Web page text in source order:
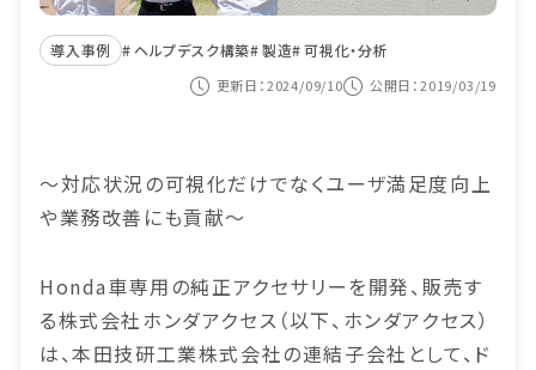
カスタマーサービス
システム運用の自動化
資料ダウンロード
お問い合わせ
導入事例 ヘルプデスク構築 製造 可視化・分析
更新日：2024/09/10 公開日：2019/03/19
～対応状況の可視化だけでなくユーザ満足度向上
や業務改善にも貢献～
Honda車専用の純正アクセサリーを開発、販売す
る株式会社ホンダアクセス（以下、ホンダアクセス）
は、本田技研工業株式会社の連結子会社として、ド